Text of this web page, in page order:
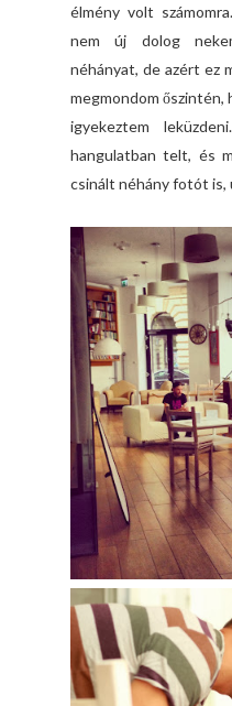
élmény volt
nem új dolog
néhányat, de azért ez
megmondom őszintén,
igyekeztem
hangulatban telt, és
csinált néhány fotót is,